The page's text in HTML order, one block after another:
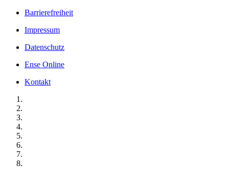
Barrierefreiheit
Impressum
Datenschutz
Ense Online
Kontakt